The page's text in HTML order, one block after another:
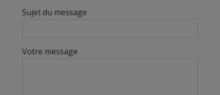
Sujet du message
Votre message